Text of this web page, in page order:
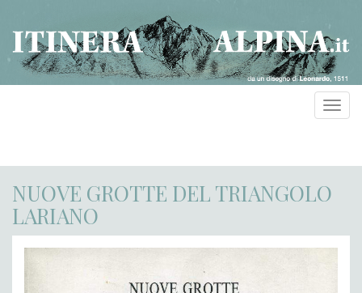
NUOVE GROTTE DEL TRIANGOLO
LARIANO